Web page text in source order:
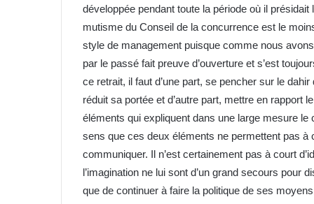
développée pendant toute la période où il
mutisme du Conseil de la concurrence est le
style de management puisque comme nous
par le passé fait preuve d’ouverture et s’est
ce retrait, il faut d’une part, se pencher sur le
réduit sa portée et d’autre part, mettre en rapport
éléments qui expliquent dans une large mesure
sens que ces deux éléments ne permettent pas
communiquer. Il n’est certainement pas à court
l’imagination ne lui sont d’un grand secours pour
que de continuer à faire la politique de ses